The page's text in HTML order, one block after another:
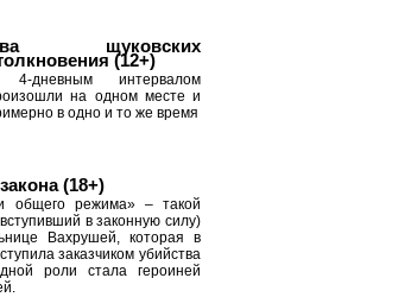
щуковских
(12+)
дневным интервалом
на одном месте и
в одно и то же время
(18+)
общего режима» – такой
в законную силу)
Вахрушей, которая в
заказчиком убийства
роли стала героиней